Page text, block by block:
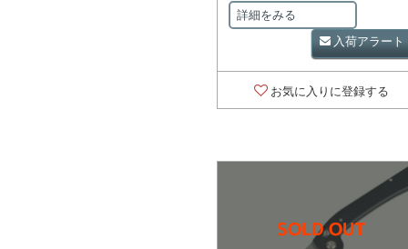
詳細をみる
入荷アラート
お気に入りに登録する